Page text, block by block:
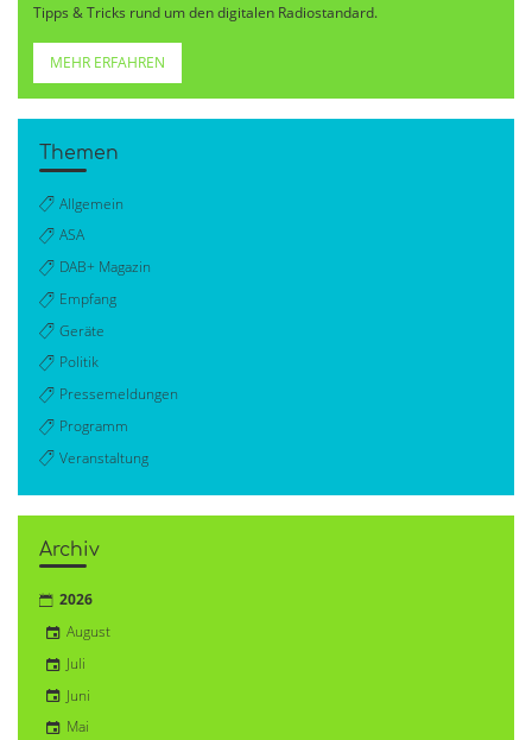
Tipps & Tricks rund um den digitalen Radiostandard.
MEHR ERFAHREN
Themen
Allgemein
ASA
DAB+ Magazin
Empfang
Geräte
Politik
Pressemeldungen
Programm
Veranstaltung
Archiv
2026
August
Juli
Juni
Mai